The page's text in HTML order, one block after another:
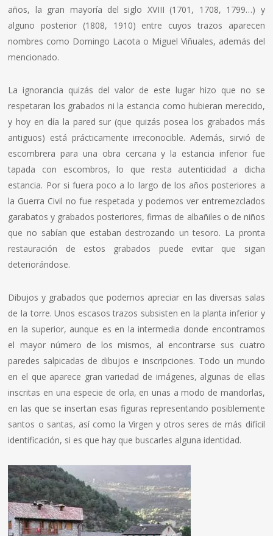
años, la gran mayoría del siglo XVIII (1701, 1708, 1799…) y
alguno posterior (1808, 1910) entre cuyos trazos aparecen
nombres como Domingo Lacota o Miguel Viñuales, además del
mencionado.
La ignorancia quizás del valor de este lugar hizo que no se
respetaran los grabados ni la estancia como hubieran merecido,
y hoy en día la pared sur (que quizás posea los grabados más
antiguos) está prácticamente irreconocible. Además, sirvió de
escombrera para una obra cercana y la estancia inferior fue
tapada con escombros, lo que resta autenticidad a dicha
estancia. Por si fuera poco a lo largo de los años posteriores a
la Guerra Civil no fue respetada y podemos ver entremezclados
garabatos y grabados posteriores, firmas de albañiles o de niños
que no sabían que estaban destrozando un tesoro. La pronta
restauración de estos grabados puede evitar que sigan
deteriorándose.
Dibujos y grabados que podemos apreciar en las diversas salas
de la torre. Unos escasos trazos subsisten en la planta inferior y
en la superior, aunque es en la intermedia donde encontramos
el mayor número de los mismos, al encontrarse sus cuatro
paredes salpicadas de dibujos e inscripciones. Todo un mundo
en el que aparece gran variedad de imágenes, algunas de ellas
inscritas en una especie de orla, en unas a modo de mandorlas,
en las que se insertan esas figuras representando posiblemente
santos o santas, así como la Virgen y otros seres de más difícil
identificación, si es que hay que buscarles alguna identidad.